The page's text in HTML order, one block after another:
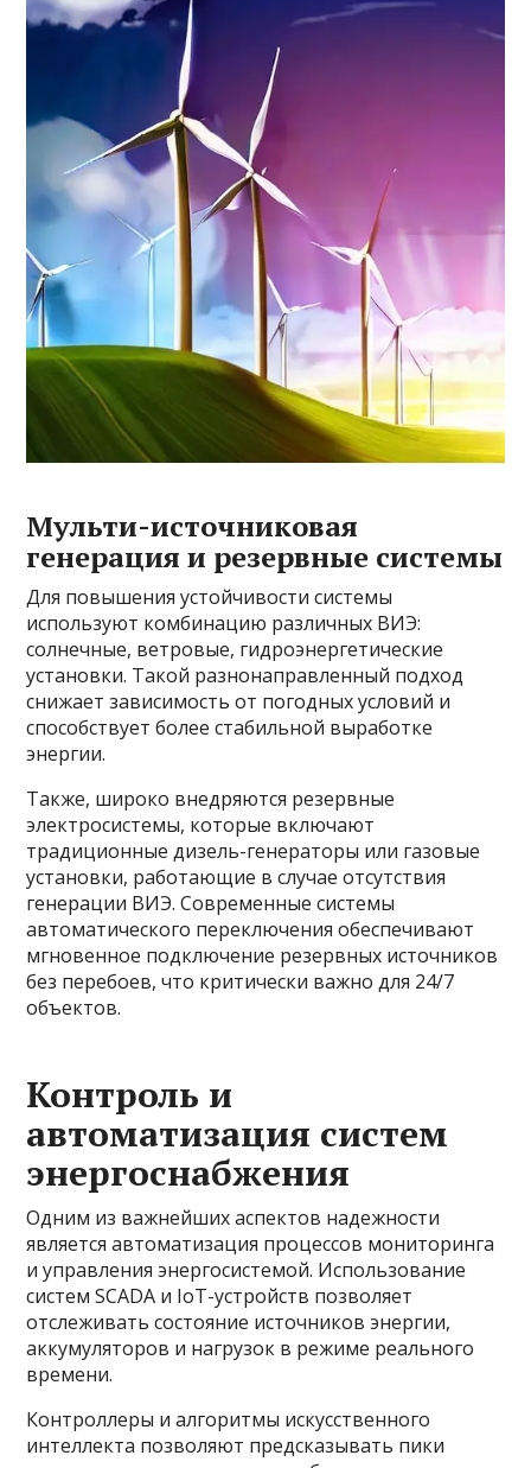
Мульти-источниковая
генерация и резервные системы
Для повышения устойчивости системы
используют комбинацию различных ВИЭ:
солнечные, ветровые, гидроэнергетические
установки. Такой разнонаправленный подход
снижает зависимость от погодных условий и
способствует более стабильной выработке
энергии.
Также, широко внедряются резервные
электросистемы, которые включают
традиционные дизель-генераторы или газовые
установки, работающие в случае отсутствия
генерации ВИЭ. Современные системы
автоматического переключения обеспечивают
мгновенное подключение резервных источников
без перебоев, что критически важно для 24/7
объектов.
Контроль и
автоматизация систем
энергоснабжения
Одним из важнейших аспектов надежности
является автоматизация процессов мониторинга
и управления энергосистемой. Использование
систем SCADA и IoT-устройств позволяет
отслеживать состояние источников энергии,
аккумуляторов и нагрузок в режиме реального
времени.
Контроллеры и алгоритмы искусственного
интеллекта позволяют предсказывать пики